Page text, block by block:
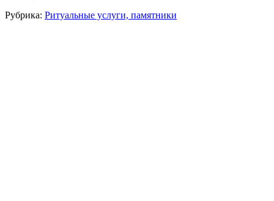
Рубрика: Ритуальные услуги, памятники